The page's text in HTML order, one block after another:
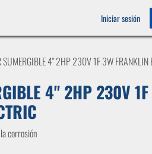
Iniciar sesión
SUMERGIBLE 4" 2HP 230V 1F 3W FRANKLIN
4" 2HP 230V
corrosión